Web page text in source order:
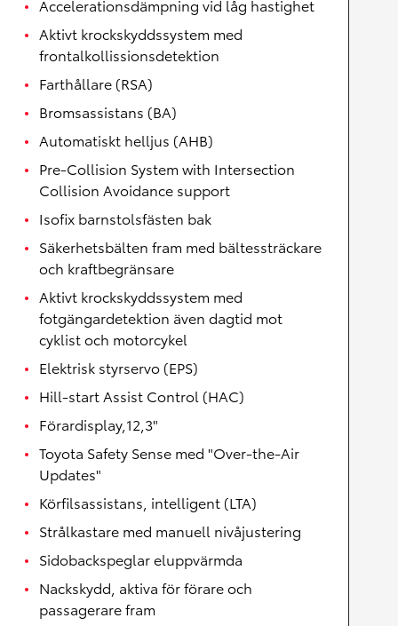
Accelerationsdämpning vid låg hastighet
Aktivt krockskyddssystem med
frontalkollissionsdetektion
Farthållare (RSA)
Bromsassistans (BA)
Automatiskt helljus (AHB)
Pre-Collision System with Intersection
Collision Avoidance support
Isofix barnstolsfästen bak
Säkerhetsbälten fram med bältessträckare
och kraftbegränsare
Aktivt krockskyddssystem med
fotgängardetektion även dagtid mot
cyklist och motorcykel
Elektrisk styrservo (EPS)
Hill-start Assist Control (HAC)
Förardisplay,12,3"
Toyota Safety Sense med "Over-the-Air
Updates"
Körfilsassistans, intelligent (LTA)
Strålkastare med manuell nivåjustering
Sidobackspeglar eluppvärmda
Nackskydd, aktiva för förare och
passagerare fram